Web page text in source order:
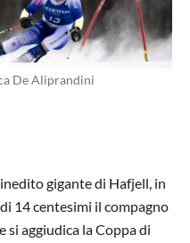
De Aliprandini
gigante di Hafjell, in
14 centesimi il compagno
si aggiudica la Coppa di